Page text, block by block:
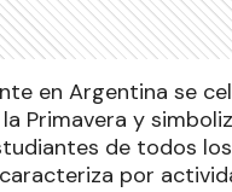
en Argentina se
Primavera y
de todos
por